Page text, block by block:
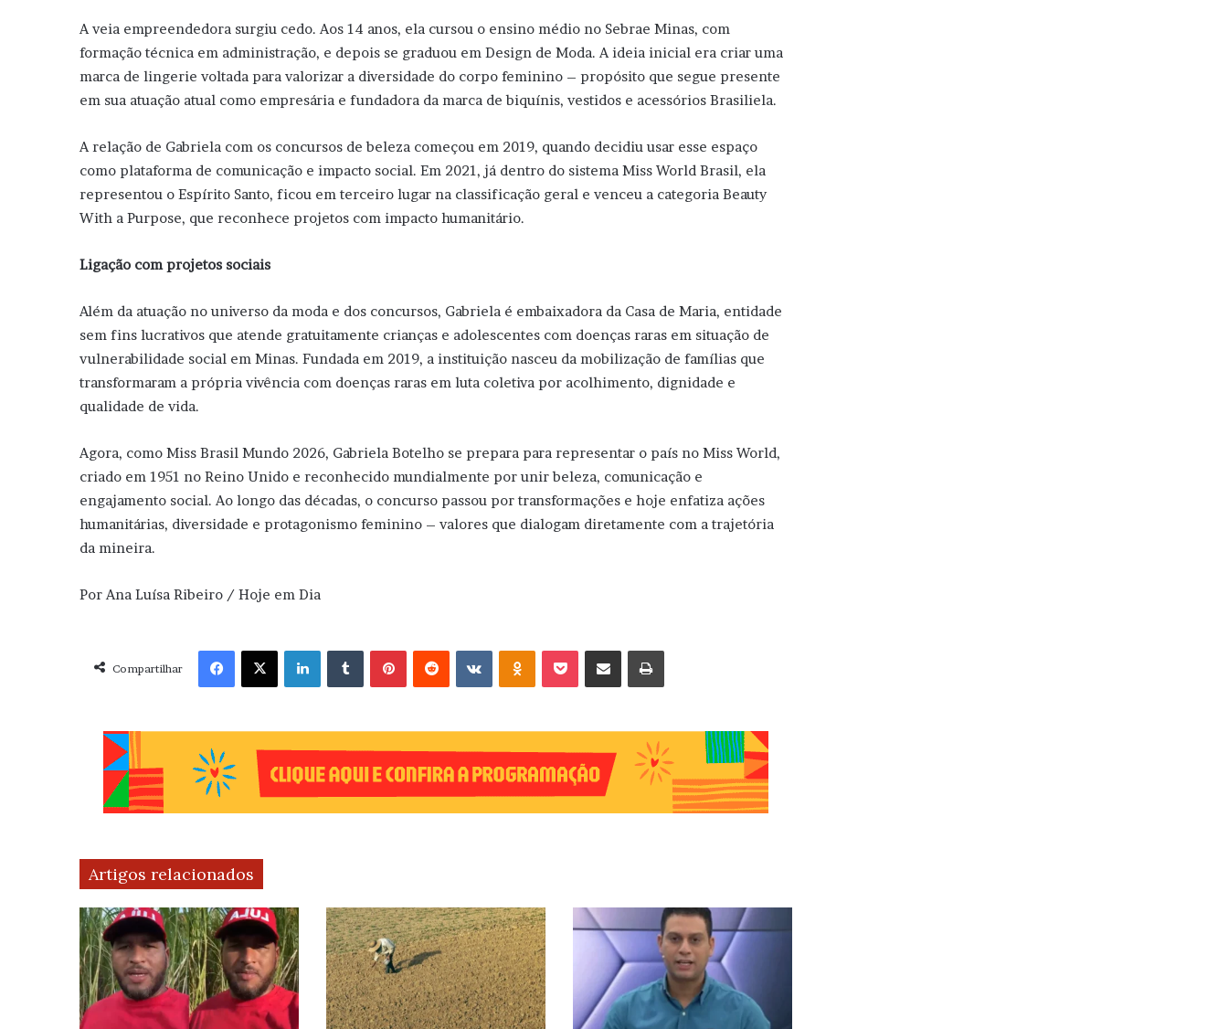
A veia empreendedora surgiu cedo. Aos 14 anos, ela cursou o ensino médio no Sebrae Minas, com
formação técnica em administração, e depois se graduou em Design de Moda. A ideia inicial era criar uma
marca de lingerie voltada para valorizar a diversidade do corpo feminino – propósito que segue presente
em sua atuação atual como empresária e fundadora da marca de biquínis, vestidos e acessórios Brasiliela.
A relação de Gabriela com os concursos de beleza começou em 2019, quando decidiu usar esse espaço
como plataforma de comunicação e impacto social. Em 2021, já dentro do sistema Miss World Brasil, ela
representou o Espírito Santo, ficou em terceiro lugar na classificação geral e venceu a categoria Beauty
With a Purpose, que reconhece projetos com impacto humanitário.
Ligação com projetos sociais
Além da atuação no universo da moda e dos concursos, Gabriela é embaixadora da Casa de Maria, entidade
sem fins lucrativos que atende gratuitamente crianças e adolescentes com doenças raras em situação de
vulnerabilidade social em Minas. Fundada em 2019, a instituição nasceu da mobilização de famílias que
transformaram a própria vivência com doenças raras em luta coletiva por acolhimento, dignidade e
qualidade de vida.
Agora, como Miss Brasil Mundo 2026, Gabriela Botelho se prepara para representar o país no Miss World,
criado em 1951 no Reino Unido e reconhecido mundialmente por unir beleza, comunicação e
engajamento social. Ao longo das décadas, o concurso passou por transformações e hoje enfatiza ações
humanitárias, diversidade e protagonismo feminino – valores que dialogam diretamente com a trajetória
da mineira.
Por Ana Luísa Ribeiro / Hoje em Dia
Compartilhar
Facebook X Linkedin VK OK
Artigos relacionados